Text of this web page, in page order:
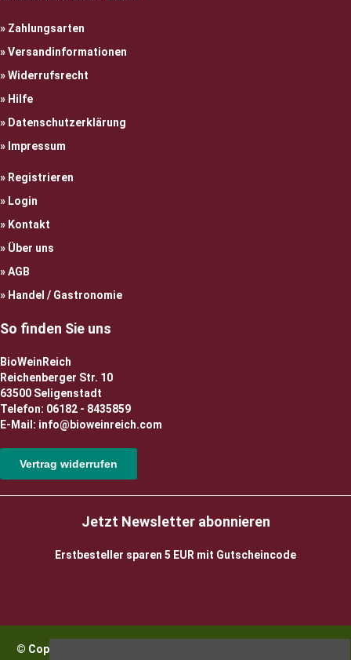
Zahlungsarten
Versandinformationen
Widerrufsrecht
Hilfe
Datenschutzerklärung
Impressum
Registrieren
Login
Kontakt
Über uns
AGB
Handel / Gastronomie
So finden Sie uns
BioWeinReich
Reichenberger Str. 10
63500 Seligenstadt
Telefon: 06182 - 8435859
E-Mail: info@bioweinreich.com
Vertrag widerrufen
Jetzt Newsletter abonnieren
Erstbesteller sparen 5 EUR mit Gutscheincode
© Copyright 2026 BioWeinReich. Alle Rechte vorbehalten |